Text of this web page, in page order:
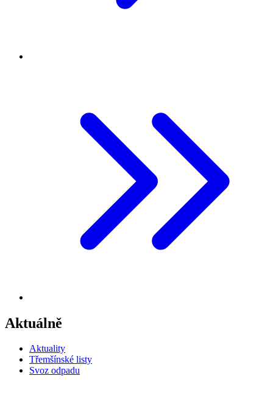
Aktuálně
Aktuality
Třemšínské listy
Svoz odpadu